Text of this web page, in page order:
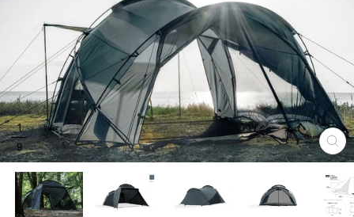
閉
じ
る
1
9